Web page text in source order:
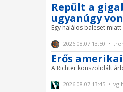
Repült a
ugyanúgy
Egy halálos baleset
2026.08.07 13:50 •
Erős
A Richter konszolidált
2026.08.07 13:45 •